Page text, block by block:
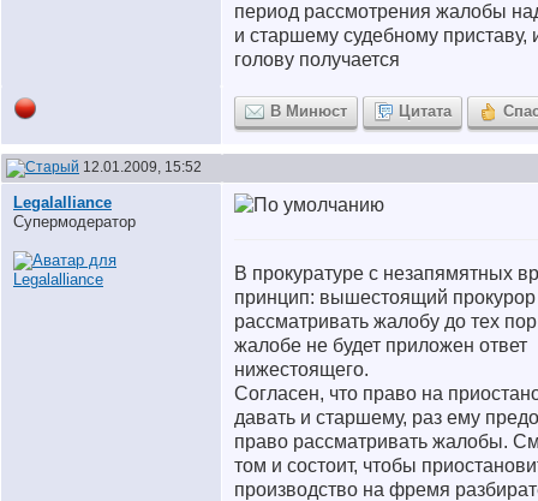
период рассмотрения жалобы
и старшему судебному приставу,
голову получается
В Минюст Цитата
12.01.2009, 15:52
Legalalliance
Супермодератор
В прокуратуре с незапямятных
принцип: вышестоящий прокурор
рассматривать жалобу до тех
жалобе не будет приложен ответ
нижестоящего.
Согласен, что право на
давать и старшему, раз ему
право рассматривать жалобы.
том и состоит, чтобы
производство на фремя